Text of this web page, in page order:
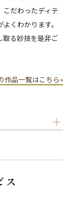
こだわったディテ
くわかります。
取る妙技を是非ご
作品一覧はこちら»
ス